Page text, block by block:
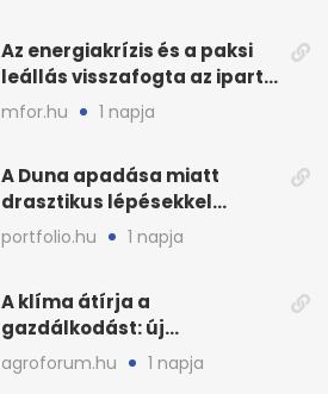
Az energiakrízis és a paksi
leállás visszafogta az ipart,
nyáron kisebb a kár
mfor.hu 1 napja
A Duna apadása miatt
drasztikus lépésekkel
védenék a cernavodăi
atomerőművet
portfolio.hu 1 napja
A klíma átírja a
gazdálkodást: új
megoldásokat keres a
mezőgazdaság
agroforum.hu 1 napja